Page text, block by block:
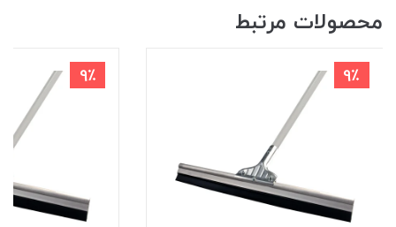
محصولات مرتبط
9٪ 9٪